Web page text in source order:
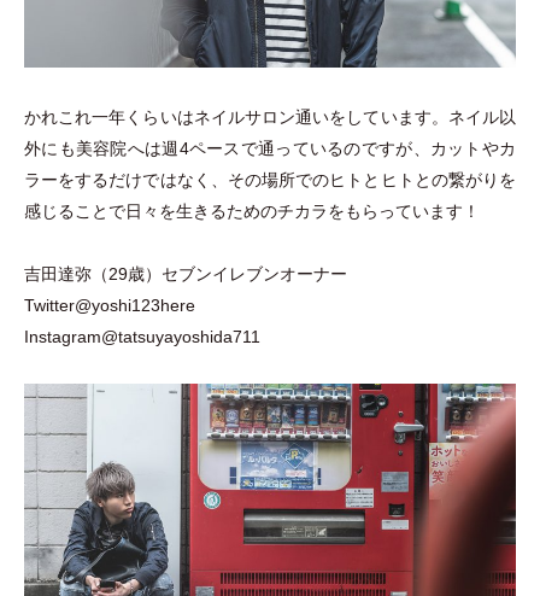
かれこれ一年くらいはネイルサロン通いをしています。ネイル以
外にも美容院へは週4ペースで通っているのですが、カットやカ
ラーをするだけではなく、その場所でのヒトとヒトとの繋がりを
感じることで日々を生きるためのチカラをもらっています！
吉田達弥 （29歳） セブンイレブンオーナー
Twitter@yoshi123here
Instagram@tatsuyayoshida711